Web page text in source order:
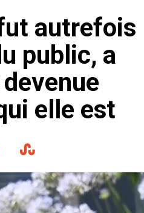
autrefois
public, a
elle est